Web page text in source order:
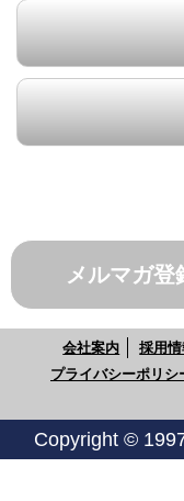
メルマガ登
会社案内 採用情
プライバシーポリシ
Copyright ©